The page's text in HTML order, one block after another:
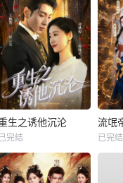
生之诱他沉沦
完结 已完结